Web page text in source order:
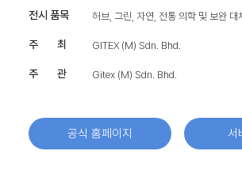
전시 품목 허브, 그린, 자연, 전통 의학 및 보완 대
주 최 GITEX (M) Sdn. Bhd.
주 관 Gitex (M) Sdn. Bhd.
공식 홈페이지 서